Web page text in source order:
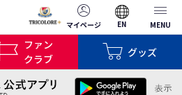
マイページ EN MENU
ファン
クラブ
グッズ